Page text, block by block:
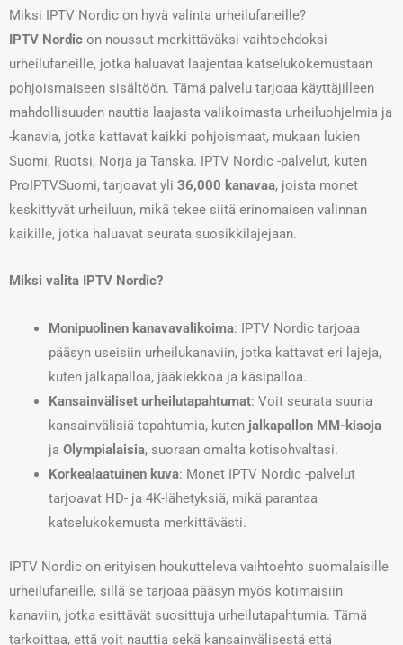
Miksi IPTV Nordic on hyvä valinta urheilufaneille?
IPTV Nordic on noussut merkittäväksi vaihtoehdoksi
urheilufaneille, jotka haluavat laajentaa katselukokemustaan
pohjoismaiseen sisältöön. Tämä palvelu tarjoaa käyttäjilleen
mahdollisuuden nauttia laajasta valikoimasta urheiluohjelmia ja
-kanavia, jotka kattavat kaikki pohjoismaat, mukaan lukien
Suomi, Ruotsi, Norja ja Tanska. IPTV Nordic -palvelut, kuten
ProIPTVSuomi, tarjoavat yli 36,000 kanavaa, joista monet
keskittyvät urheiluun, mikä tekee siitä erinomaisen valinnan
kaikille, jotka haluavat seurata suosikkilajejaan.
Miksi valita IPTV Nordic?
Monipuolinen kanavavalikoima: IPTV Nordic tarjoaa
pääsyn useisiin urheilukanaviin, jotka kattavat eri lajeja,
kuten jalkapalloa, jääkiekkoa ja käsipalloa.
Kansainväliset urheilutapahtumat: Voit seurata suuria
kansainvälisiä tapahtumia, kuten jalkapallon MM-kisoja
ja Olympialaisia, suoraan omalta kotisohvaltasi.
Korkealaatuinen kuva: Monet IPTV Nordic -palvelut
tarjoavat HD- ja 4K-lähetyksiä, mikä parantaa
katselukokemusta merkittävästi.
IPTV Nordic on erityisen houkutteleva vaihtoehto suomalaisille
urheilufaneille, sillä se tarjoaa pääsyn myös kotimaisiin
kanaviin, jotka esittävät suosittuja urheilutapahtumia. Tämä
tarkoittaa, että voit nauttia sekä kansainvälisestä että